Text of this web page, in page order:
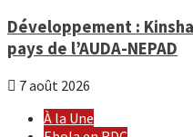
Développement :
pays de l’AUDA-NEPAD
7 août 2026
À la Une